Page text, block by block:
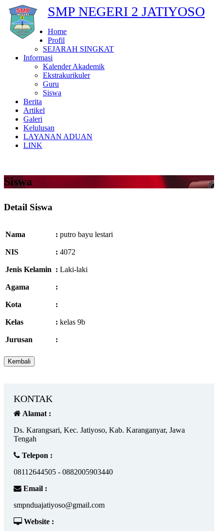
SMP NEGERI 2 JATIYOSO
Home
Profil
SEJARAH SINGKAT
Informasi
Kalender Akademik
Ekstrakurikuler
Guru
Siswa
Berita
Artikel
Galeri
Kelulusan
LAYANAN ADUAN
LINK
Siswa
Detail Siswa
Nama : putro bayu lestari
NIS : 4072
Jenis Kelamin : Laki-laki
Agama :
Kota :
Kelas : kelas 9b
Jurusan :
KONTAK
Alamat :
Ds. Karangsari, Kec. Jatiyoso, Kab. Karanganyar, Jawa
Tengah
Telepon :
08112644505 - 0882005903440
Email :
smpnduajatiyoso@gmail.com
Website :